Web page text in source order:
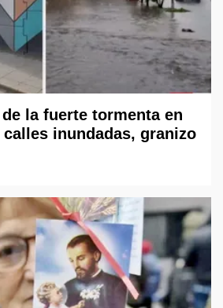
la fuerte tormenta en
inundadas, granizo